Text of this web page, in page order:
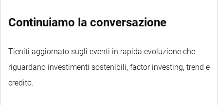
Continuiamo la conversazione
Tieniti aggiornato sugli eventi in rapida evoluzione che
riguardano investimenti sostenibili, factor investing, trend e
credito.